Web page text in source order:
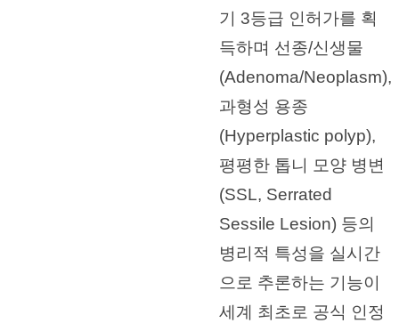
기 3등급 인허가를 획
득하며 선종/신생물
(Adenoma/Neoplasm),
과형성 용종
(Hyperplastic polyp),
평평한 톱니 모양 병변
(SSL, Serrated
Sessile Lesion) 등의
병리적 특성을 실시간
으로 추론하는 기능이
세계 최초로 공식 인정